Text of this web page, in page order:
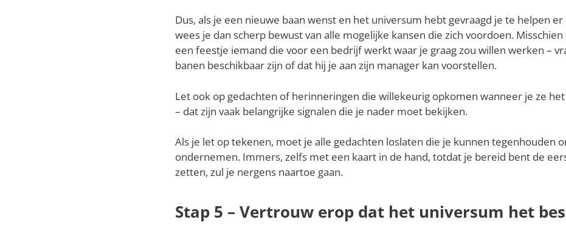
Dus, als je een nieuwe baan wenst en het universum hebt gevraagd je te helpen
wees je dan scherp bewust van alle mogelijke kansen die zich voordoen.
een feestje iemand die voor een bedrijf werkt waar je graag zou willen werken –
banen beschikbaar zijn of dat hij je aan zijn manager kan voorstellen.
Let ook op gedachten of herinneringen die willekeurig opkomen wanneer je ze
– dat zijn vaak belangrijke signalen die je nader moet bekijken.
Als je let op tekenen, moet je alle gedachten loslaten die je kunnen tegenhouden
ondernemen. Immers, zelfs met een kaart in de hand, totdat je bereid bent de
zetten, zul je nergens naartoe gaan.
Stap 5 – Vertrouw erop dat het universum het